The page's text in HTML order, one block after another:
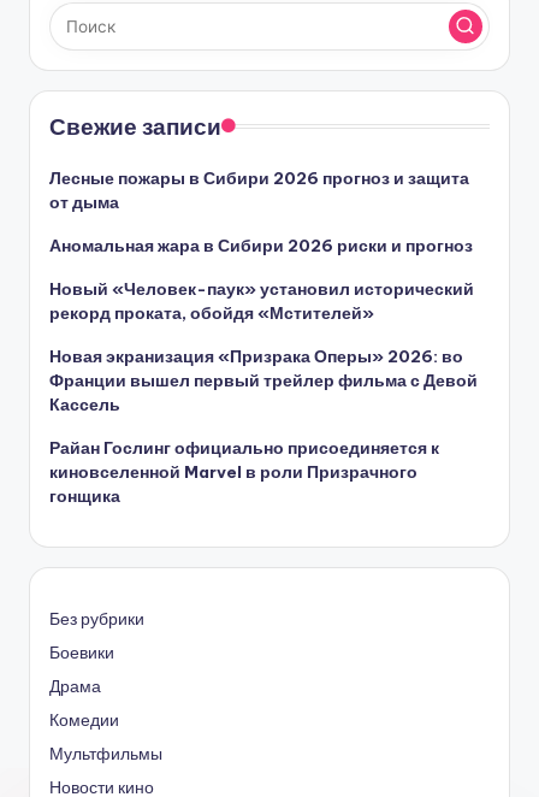
Свежие записи
Лесные пожары в Сибири 2026 прогноз и защита
от дыма
Аномальная жара в Сибири 2026 риски и прогноз
Новый «Человек-паук» установил исторический
рекорд проката, обойдя «Мстителей»
Новая экранизация «Призрака Оперы» 2026: во
Франции вышел первый трейлер фильма с Девой
Кассель
Райан Гослинг официально присоединяется к
киновселенной Marvel в роли Призрачного
гонщика
Без рубрики
Боевики
Драма
Комедии
Мультфильмы
Новости кино